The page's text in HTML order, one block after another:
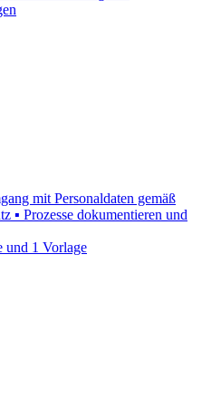
mit Personaldaten gemäß
▪ Prozesse dokumentieren und
und 1 Vorlage